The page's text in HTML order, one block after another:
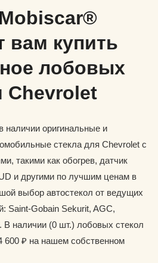
вам купить
лобовых
Chevrolet
наличии оригинальные и
стекла для Chevrolet с
такими как обогрев, датчик
и другими по лучшим ценам в
выбор автостекол от ведущих
Saint-Gobain Sekurit, AGC,
В наличии (0 шт.) лобовых стекол
600 ₽ на нашем собственном